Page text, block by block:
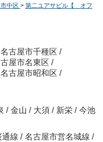
中区 > 第二ユアサビル【 オフ
名古屋市千種区 /
屋市名東区 /
名古屋市昭和区 /
/ 金山 / 大須 / 新栄 / 今池
通線 / 名古屋市営名城線 /